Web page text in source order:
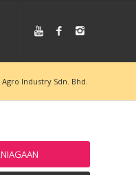
Industry Sdn. Bhd.